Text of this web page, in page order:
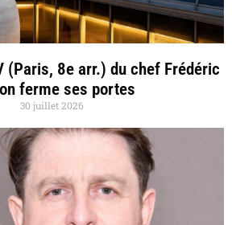
(Paris, 8e arr.) du chef Frédéric
ferme ses portes
30 juillet 2026